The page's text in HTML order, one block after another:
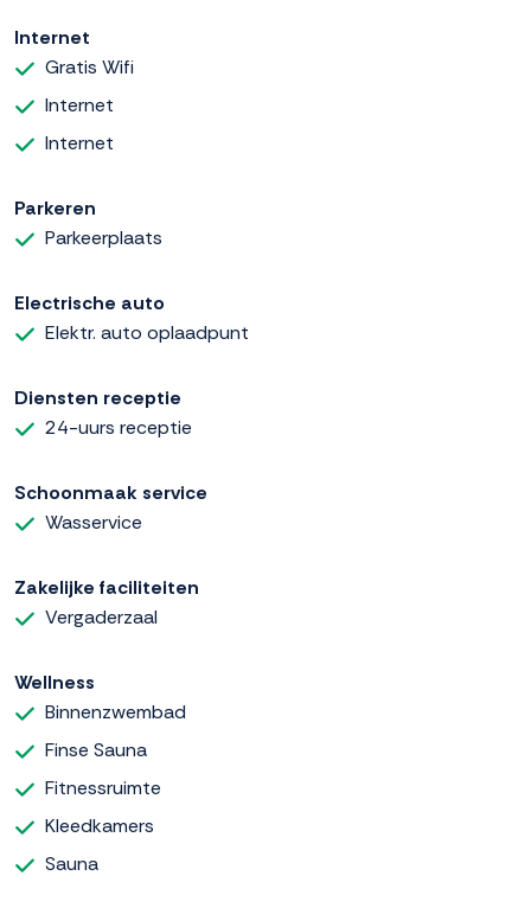
Internet
Gratis Wifi
Internet
Internet
Parkeren
Parkeerplaats
Electrische auto
Elektr. auto oplaadpunt
Diensten receptie
24-uurs receptie
Schoonmaak service
Wasservice
Zakelijke faciliteiten
Vergaderzaal
Wellness
Binnenzwembad
Finse Sauna
Fitnessruimte
Kleedkamers
Sauna